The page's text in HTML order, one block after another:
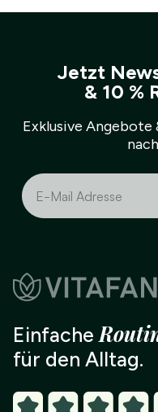
Jetzt
& 10 %
Exklusive
Einfache
für den Alltag.